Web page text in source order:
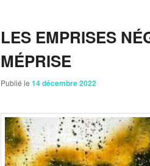
LES EMPRISES
MÉPRISE
Publié le 14 décembre 2022